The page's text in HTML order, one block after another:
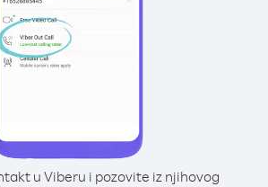
u Viberu i pozovite iz njihovog